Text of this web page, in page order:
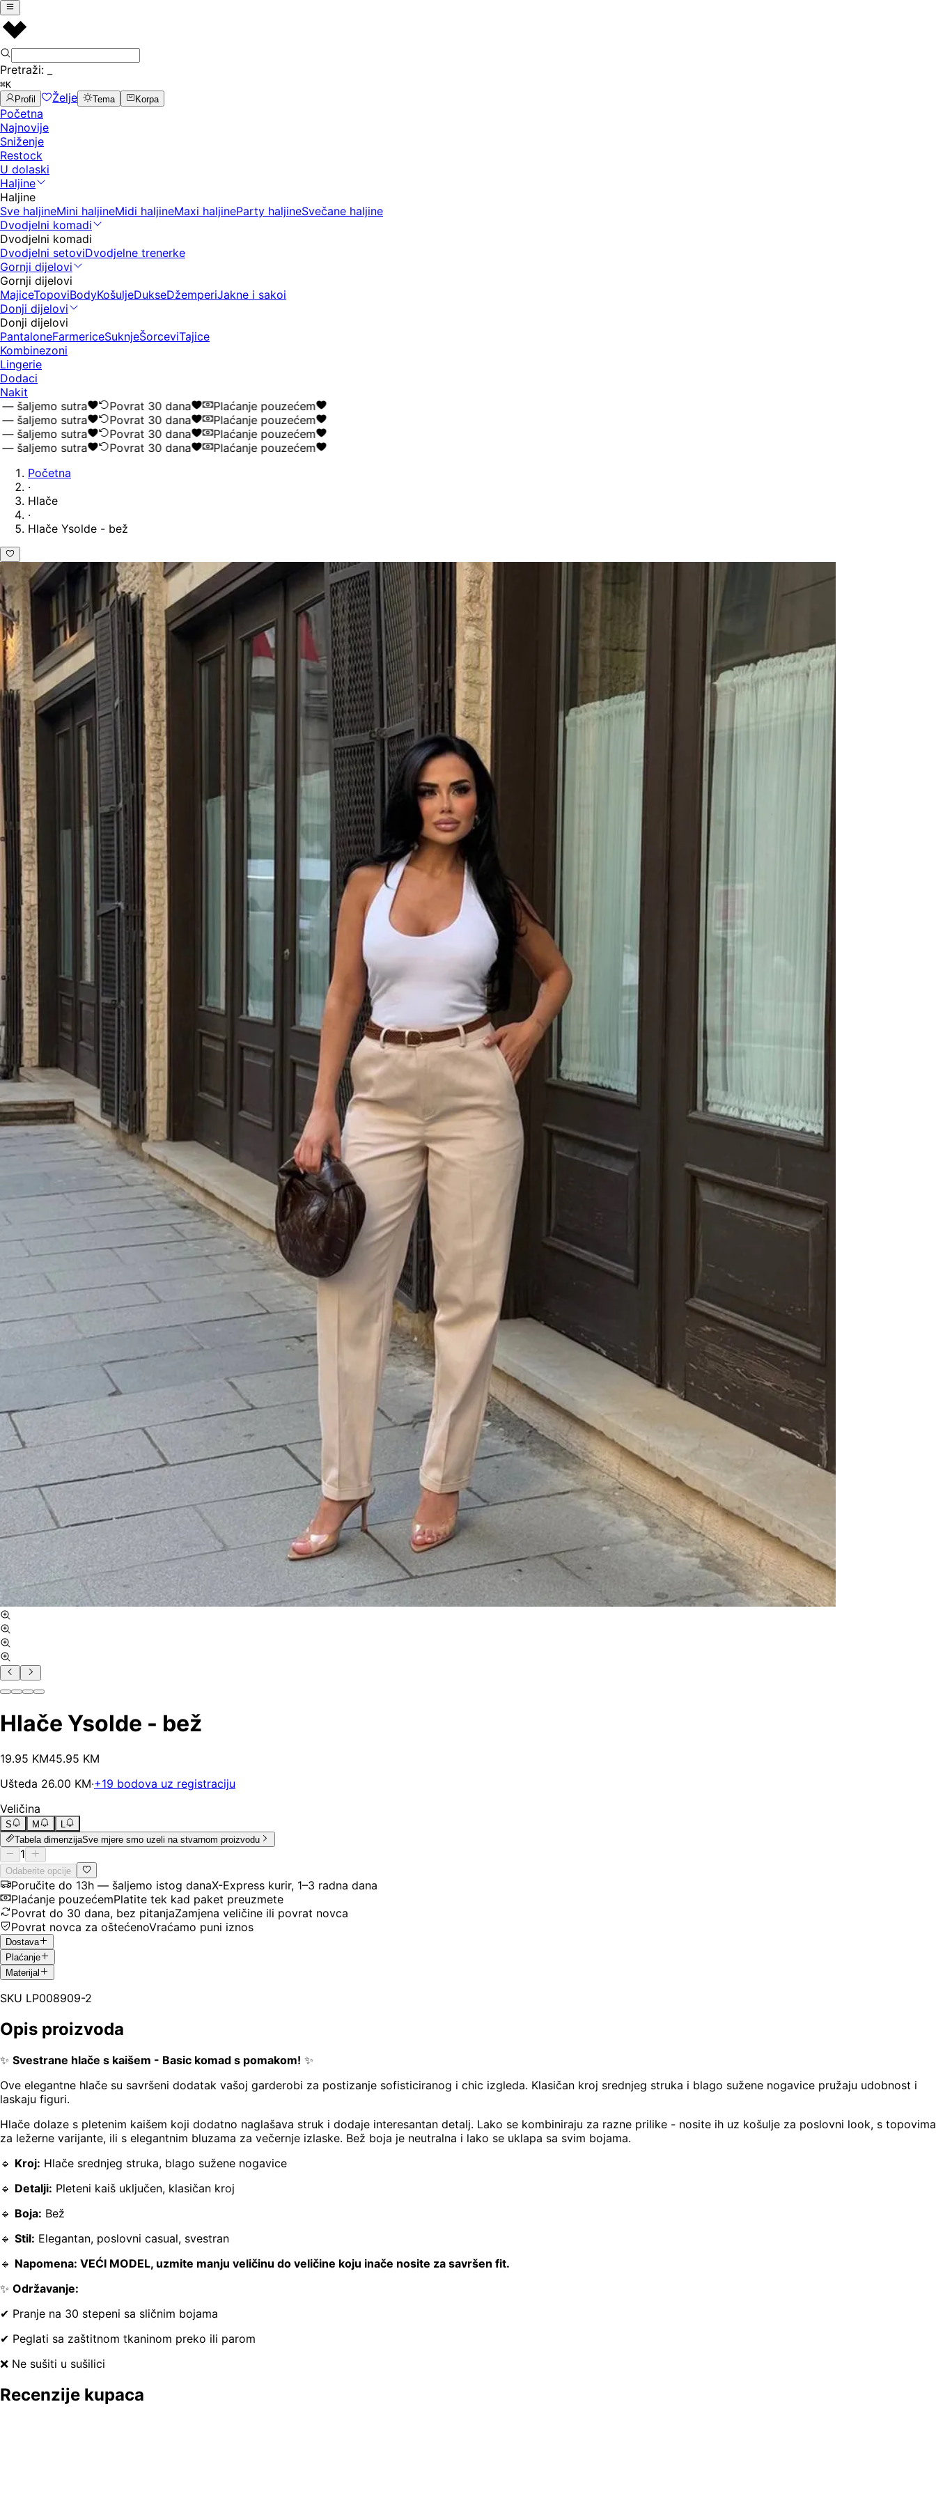
Pretraži:
⌘K
Profil
Želje Tema Korpa
Početna
Najnovije
Sniženje
Restock
U dolaski
Haljine
Haljine
Sve haljineMini haljineMidi haljineMaxi haljineParty haljineSvečane haljine
Dvodjelni komadi
Dvodjelni komadi
Dvodjelni setoviDvodjelne trenerke
Gornji dijelovi
Gornji dijelovi
MajiceTopoviBodyKošuljeDukseDžemperiJakne i sakoi
Donji dijelovi
Donji dijelovi
PantaloneFarmericeSuknjeŠorceviTajice
Kombinezoni
Lingerie
Dodaci
Nakit
sutra
Povrat 30 dana
Plaćanje pouzećem
sutra
Povrat 30 dana
Plaćanje pouzećem
sutra
Povrat 30 dana
Plaćanje pouzećem
sutra
Povrat 30 dana
Plaćanje pouzećem
Početna
·
Hlače
·
Hlače Ysolde - bež
Hlače Ysolde - bež
19.95 KM45.95 KM
Ušteda 26.00 KM·+19 bodova uz registraciju
Veličina
S M
L
Tabela dimenzijaSve mjere smo uzeli na stvarnom proizvodu
1
Odaberite opcije
Poručite do 13h — šaljemo istog danaX-Express kurir, 1–3 radna dana
Plaćanje pouzećemPlatite tek kad paket preuzmete
Povrat do 30 dana, bez pitanjaZamjena veličine ili povrat novca
Povrat novca za oštećenoVraćamo puni iznos
Dostava
Plaćanje
Materijal
SKU LP008909-2
Opis proizvoda
✨ Svestrane hlače s kaišem - Basic komad s pomakom! ✨
Ove elegantne hlače su savršeni dodatak vašoj garderobi za postizanje sofisticiranog i chic izgleda. Klasičan kroj srednjeg struka i blago sužene nogavice pružaju udobnost i
laskaju figuri.
Hlače dolaze s pletenim kaišem koji dodatno naglašava struk i dodaje interesantan detalj. Lako se kombiniraju za razne prilike - nosite ih uz košulje za poslovni look, s topovima
za ležerne varijante, ili s elegantnim bluzama za večernje izlaske. Bež boja je neutralna i lako se uklapa sa svim bojama.
🔹 Kroj: Hlače srednjeg struka, blago sužene nogavice
🔹 Detalji: Pleteni kaiš uključen, klasičan kroj
🔹 Boja: Bež
🔹 Stil: Elegantan, poslovni casual, svestran
🔹 Napomena: VEĆI MODEL, uzmite manju veličinu do veličine koju inače nosite za savršen fit.
✨ Održavanje:
✔ Pranje na 30 stepeni sa sličnim bojama
✔ Peglati sa zaštitnom tkaninom preko ili parom
❌ Ne sušiti u sušilici
Recenzije kupaca